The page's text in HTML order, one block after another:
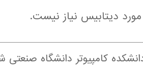
دیتابیس نیاز نیست.
کامپیوتر دانشگاه